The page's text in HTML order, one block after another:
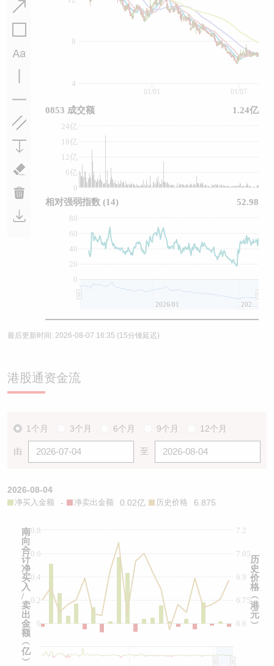
4
8
0
6亿
12亿
18亿
24亿
0
20
40
60
80
01/01 01/07
2026/01
0853 成交额 1.24亿
相对强弱指数 (14) 52.98
最后更新时间: 2026-08-07 16:35 (15分锺延迟)
港股通资金流
1个月 3个月 6个月 9个月 12个月
由 至
2026-08-04
净买入金额 - 净卖出金额 0.02亿 历史价格 6.875
0
0.2
0.4
0.6
0.8
6.6
6.75
6.9
7.05
7.2
南
向
合
计
净
买
入
/
卖
出
金
额
︵
亿
︶
历
史
价
格
︵
港
元
︶